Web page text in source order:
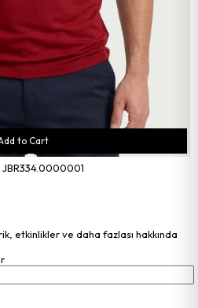
to Cart
etkinlikler ve daha fazlası hakkında